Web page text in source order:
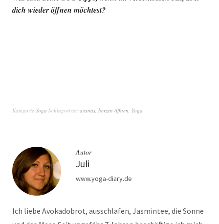
dich wieder öffnen möchtest?
Kategorie Yoga Schlagwörterasanas, herzen öffnen, Yoga
Autor
Juli
www.yoga-diary.de
Ich liebe Avokadobrot, ausschlafen, Jasmintee, die Sonne